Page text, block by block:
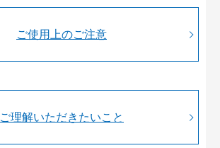
ご使用上のご注意
ご理解いただきたいこと